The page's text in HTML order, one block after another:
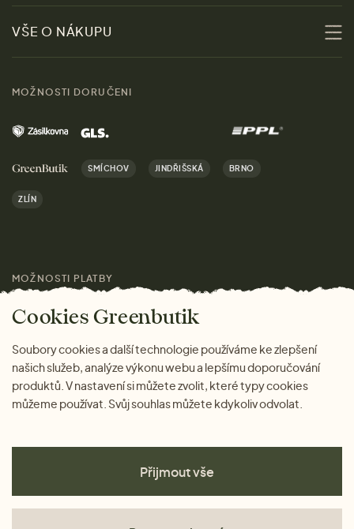
Udržitelnost
Obchody
Kontakt
Kariéra
Značky
Magazín
Slevy
Ženy
Muži
Domov
Dárky
VŠE O NÁKUPU
Výhody nákupu u nás
MOŽNOSTI DORUČENI
SMÍCHOV JINDŘIŠSKÁ BRNO
ZLÍN
MOŽNOSTI PLATBY
Cookies Greenbutik
Soubory cookies a další technologie používáme ke zlepšení
našich služeb, analýze výkonu webu a lepšímu doporučování
produktů. V nastavení si můžete zvolit, které typy cookies
můžeme používat. Svůj souhlas můžete kdykoliv odvolat.
Přijmout vše